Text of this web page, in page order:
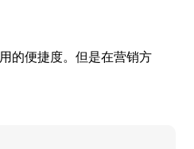
的便捷度。但是在营销方